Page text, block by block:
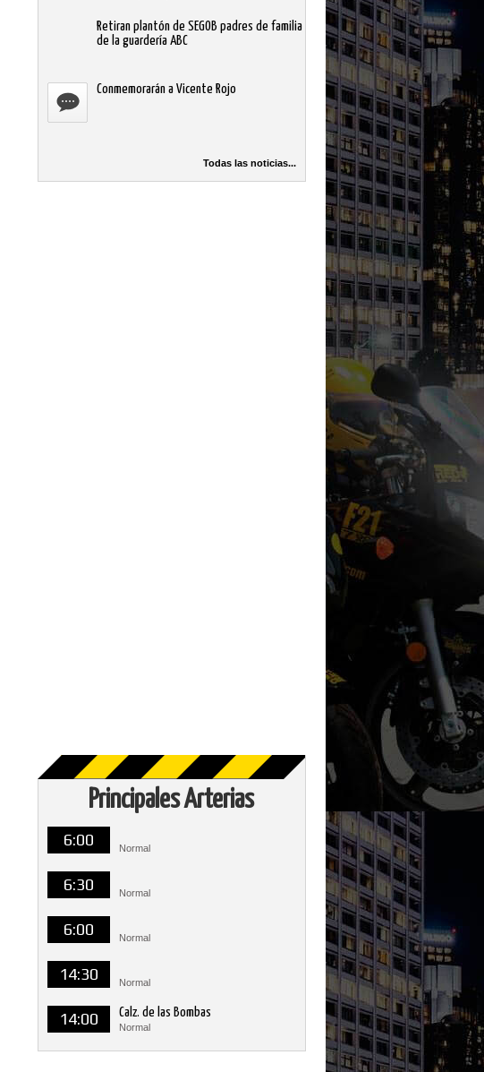
Retiran plantón de SEGOB padres de familia
de la guardería ABC
Conmemorarán a Vicente Rojo
Todas las noticias...
Principales Arterias
6:00 Normal
6:30 Normal
6:00 Normal
14:30 Normal
14:00 Calz. de las Bombas
Normal